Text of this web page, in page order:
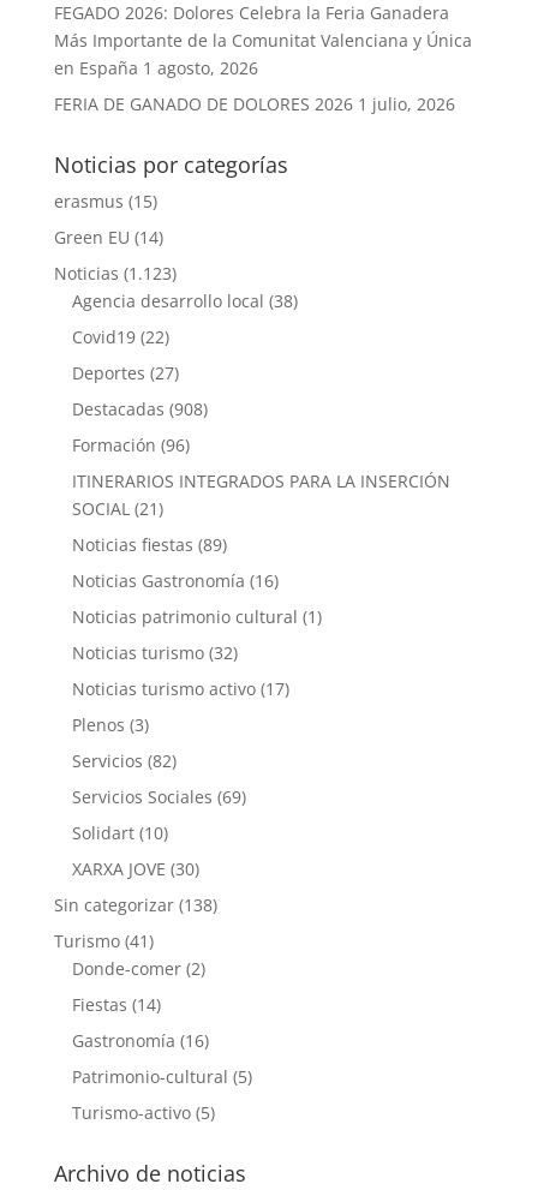
FEGADO 2026: Dolores Celebra la Feria Ganadera
Más Importante de la Comunitat Valenciana y Única
en España 1 agosto, 2026
FERIA DE GANADO DE DOLORES 2026 1 julio, 2026
Noticias por categorías
erasmus (15)
Green EU (14)
Noticias (1.123)
Agencia desarrollo local (38)
Covid19(22)
Deportes (27)
Destacadas (908)
Formación (96)
ITINERARIOS INTEGRADOS PARA LA INSERCIÓN
SOCIAL(21)
Noticias fiestas (89)
Noticias Gastronomía (16)
Noticias patrimonio cultural (1)
Noticias turismo(32)
Noticias turismo activo(17)
Plenos (3)
Servicios (82)
Servicios Sociales (69)
Solidart(10)
XARXA JOVE (30)
Sin categorizar(138)
Turismo(41)
Donde-comer(2)
Fiestas (14)
Gastronomía (16)
Patrimonio-cultural (5)
Turismo-activo(5)
Archivo de noticias